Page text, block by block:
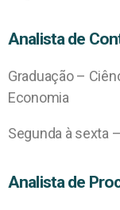
Analista de
Graduação –
Economia
Segunda à sexta
Analista de